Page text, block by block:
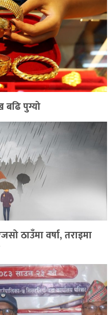
पुग्यो
ठाउँमा वर्षा, तराइमा